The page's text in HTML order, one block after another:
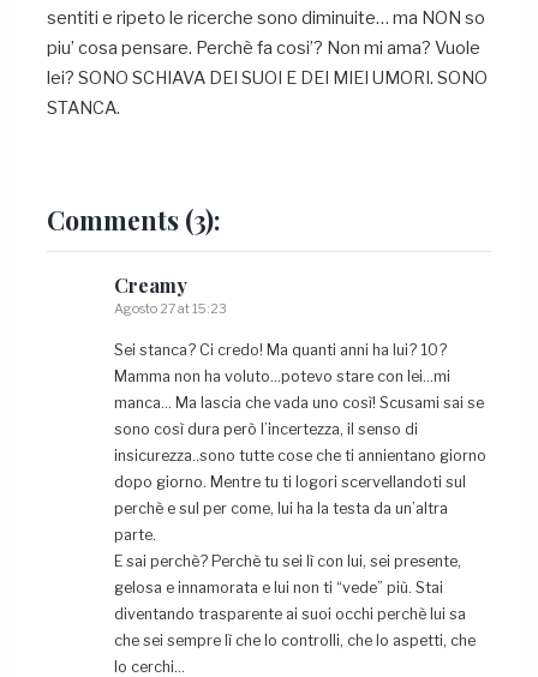
sentiti e ripeto le ricerche sono diminuite… ma NON so
piu’ cosa pensare. Perchè fa cosi’? Non mi ama? Vuole
lei? SONO SCHIAVA DEI SUOI E DEI MIEI UMORI. SONO
STANCA.
Comments (3):
Creamy
Agosto 27 at 15:23
Sei stanca? Ci credo! Ma quanti anni ha lui? 10?
Mamma non ha voluto…potevo stare con lei…mi
manca… Ma lascia che vada uno così! Scusami sai se
sono così dura però l’incertezza, il senso di
insicurezza..sono tutte cose che ti annientano giorno
dopo giorno. Mentre tu ti logori scervellandoti sul
perchè e sul per come, lui ha la testa da un’altra
parte.
E sai perchè? Perchè tu sei lì con lui, sei presente,
gelosa e innamorata e lui non ti “vede” più. Stai
diventando trasparente ai suoi occhi perchè lui sa
che sei sempre lì che lo controlli, che lo aspetti, che
lo cerchi…